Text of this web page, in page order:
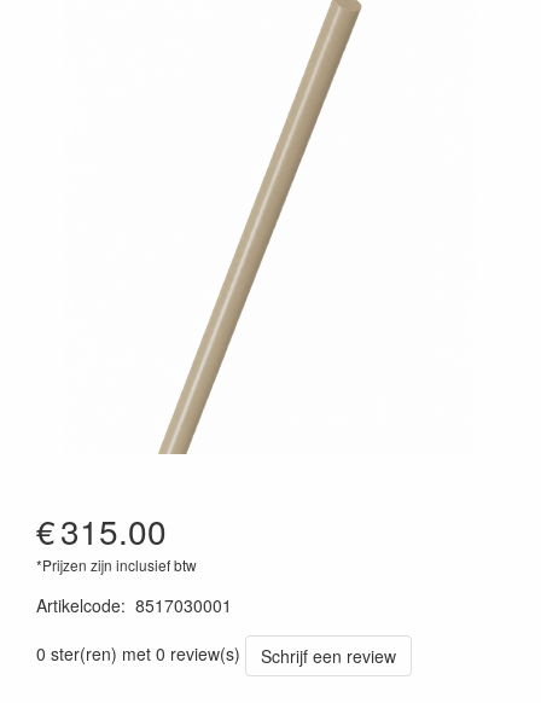
€315.00
*Prijzen zijn inclusief btw
Artikelcode: 8517030001
0 ster(ren) met 0 review(s)
Schrijf een review